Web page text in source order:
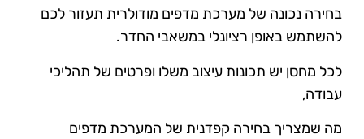
בחירה נכונה של מערכת מדפים מודולרית תעזור לכם
להשתמש באופן רציונלי במשאבי החדר.
לכל מחסן יש תכונות עיצוב משלו ופרטים של תהליכי
עבודה,
מה שמצריך בחירה קפדנית של המערכת מדפים